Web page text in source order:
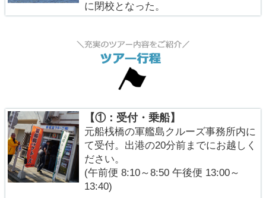
に閉校となった。
【①：受付・乗船】
元船桟橋の軍艦島クルーズ事務所内に
て受付。出港の20分前までにお越しく
ださい。
(午前便 8:10～8:50 午後便 13:00～
13:40)